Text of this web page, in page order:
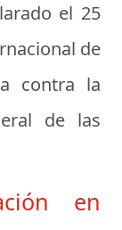
el 25
de
contra la
de las
en